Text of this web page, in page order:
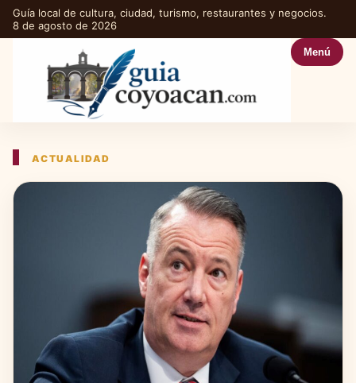
Guía local de cultura, ciudad, turismo, restaurantes y negocios.
8 de agosto de 2026
Menú
ACTUALIDAD